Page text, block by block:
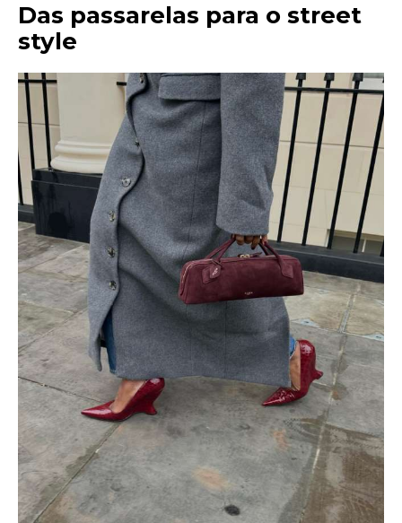
Das passarelas para o street
style